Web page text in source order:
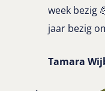
week bezig
jaar bezig
Tamara